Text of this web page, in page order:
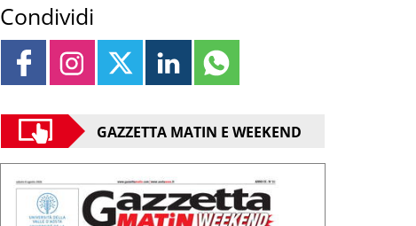
Condividi
GAZZETTA MATIN E WEEKEND